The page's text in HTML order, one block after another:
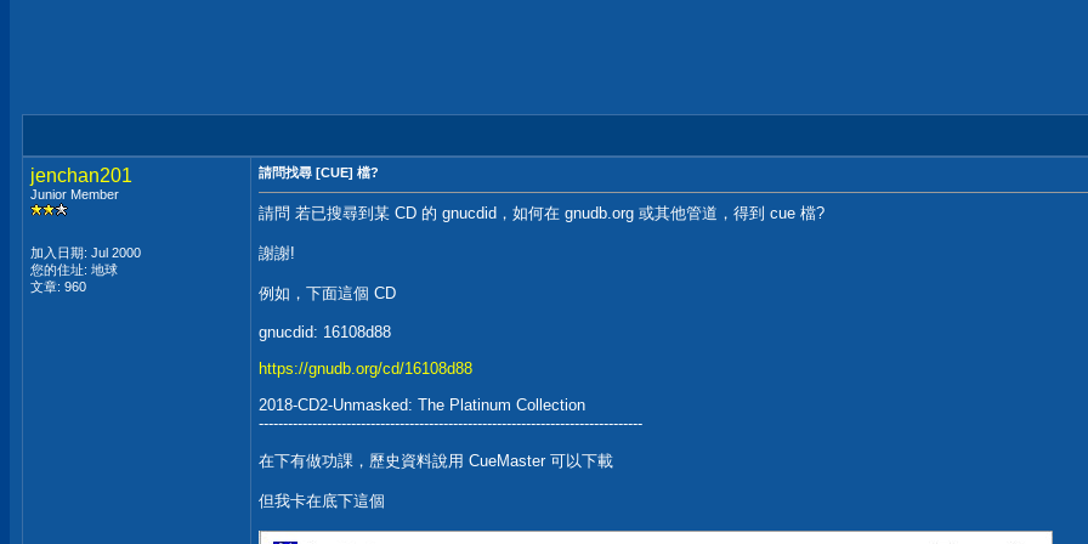
jenchan201
Junior Member
加入日期: Jul 2000
您的住址: 地球
文章: 960
請問找尋 [CUE] 檔?
請問 若已搜尋到某 CD 的 gnucdid，如何在 gnudb.org 或其他管道，得到 cue 檔?
謝謝!
例如，下面這個 CD
gnucdid: 16108d88
https://gnudb.org/cd/16108d88
2018-CD2-Unmasked: The Platinum Collection
-------------------------------------------------------------------------------
在下有做功課，歷史資料說用 CueMaster 可以下載
但我卡在底下這個